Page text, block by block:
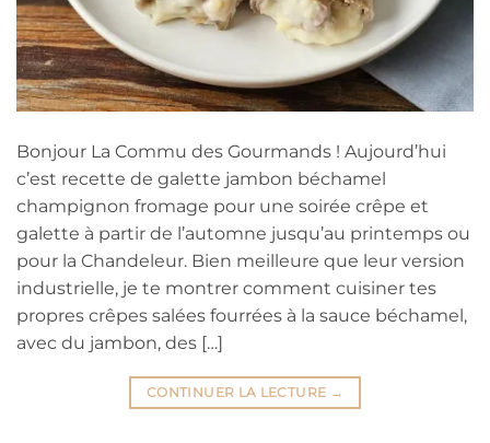
Bonjour La Commu des Gourmands ! Aujourd’hui
c’est recette de galette jambon béchamel
champignon fromage pour une soirée crêpe et
galette à partir de l’automne jusqu’au printemps ou
pour la Chandeleur. Bien meilleure que leur version
industrielle, je te montrer comment cuisiner tes
propres crêpes salées fourrées à la sauce béchamel,
avec du jambon, des […]
CONTINUER LA LECTURE →